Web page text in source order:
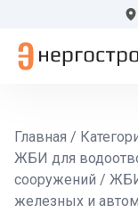
Главная /
ЖБИ для
сооружений /
железных и